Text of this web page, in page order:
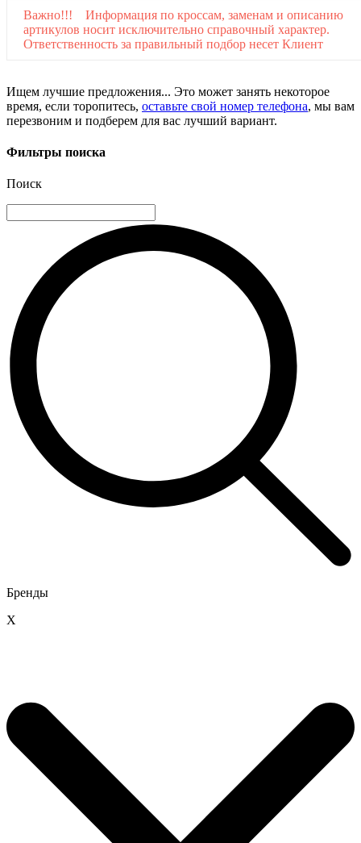
Важно!!! Информация по кроссам, заменам и описанию
артикулов носит исключительно справочный характер.
Ответственность за правильный подбор несет Клиент
Ищем лучшие предложения... Это может занять некоторое
время, если торопитесь, оставьте свой номер телефона, мы вам
перезвоним и подберем для вас лучший вариант.
Фильтры поиска
Поиск
Бренды
X